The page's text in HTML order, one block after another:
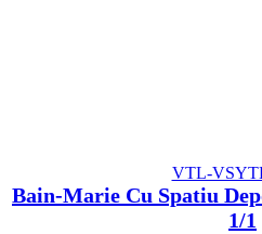
VTL-
Bain-Marie Cu Spatiu
1/1